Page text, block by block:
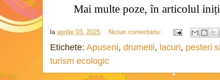
Mai multe poze, în articolul
la aprilie 03, 2025 Niciun comentariu:
Etichete: Apuseni, drumetii, lacuri, pesteri
turism ecologic